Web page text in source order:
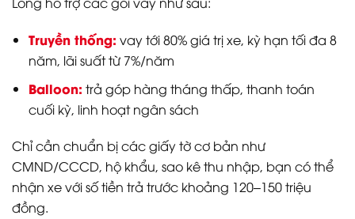
Truyền thống: vay tới 80% giá trị xe, kỳ hạn tối đa 8
năm, lãi suất từ 7%/năm
Balloon: trả góp hàng tháng thấp, thanh toán
cuối kỳ, linh hoạt ngân sách
Chỉ cần chuẩn bị các giấy tờ cơ bản như
CMND/CCCD, hộ khẩu, sao kê thu nhập, bạn có thể
nhận xe với số tiền trả trước khoảng 120–150 triệu
đồng.